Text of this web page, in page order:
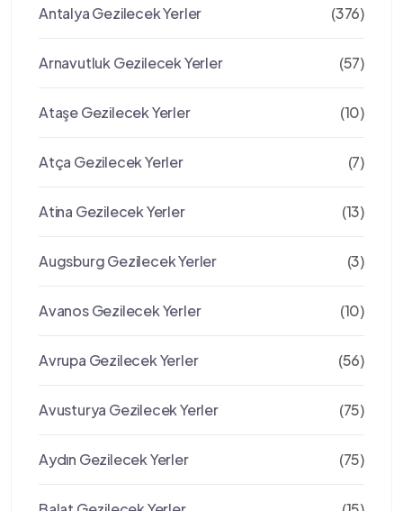
Antalya Gezilecek Yerler (376)
Arnavutluk Gezilecek Yerler (57)
Ataşe Gezilecek Yerler (10)
Atça Gezilecek Yerler (7)
Atina Gezilecek Yerler (13)
Augsburg Gezilecek Yerler (3)
Avanos Gezilecek Yerler (10)
Avrupa Gezilecek Yerler (56)
Avusturya Gezilecek Yerler (75)
Aydın Gezilecek Yerler (75)